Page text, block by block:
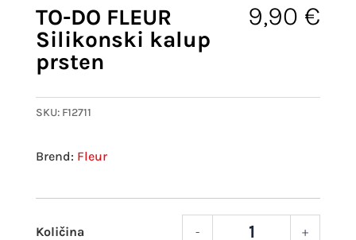
TO-DO FLEUR
Silikonski kalup
prsten
9,90 €
SKU: F12711
Fleur
- +